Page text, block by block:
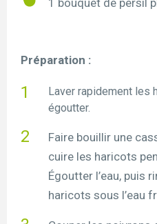
Préparation :
Laver rapidement les
égoutter.
Faire bouillir une
cuire les haricots
Égoutter l’eau, puis
haricots sous l’eau